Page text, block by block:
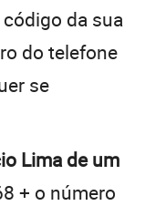
da sua
do telefone
se
Lima de um
+ o número